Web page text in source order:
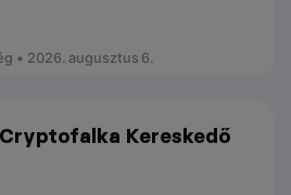
• 2026. augusztus 6.
Kereskedő